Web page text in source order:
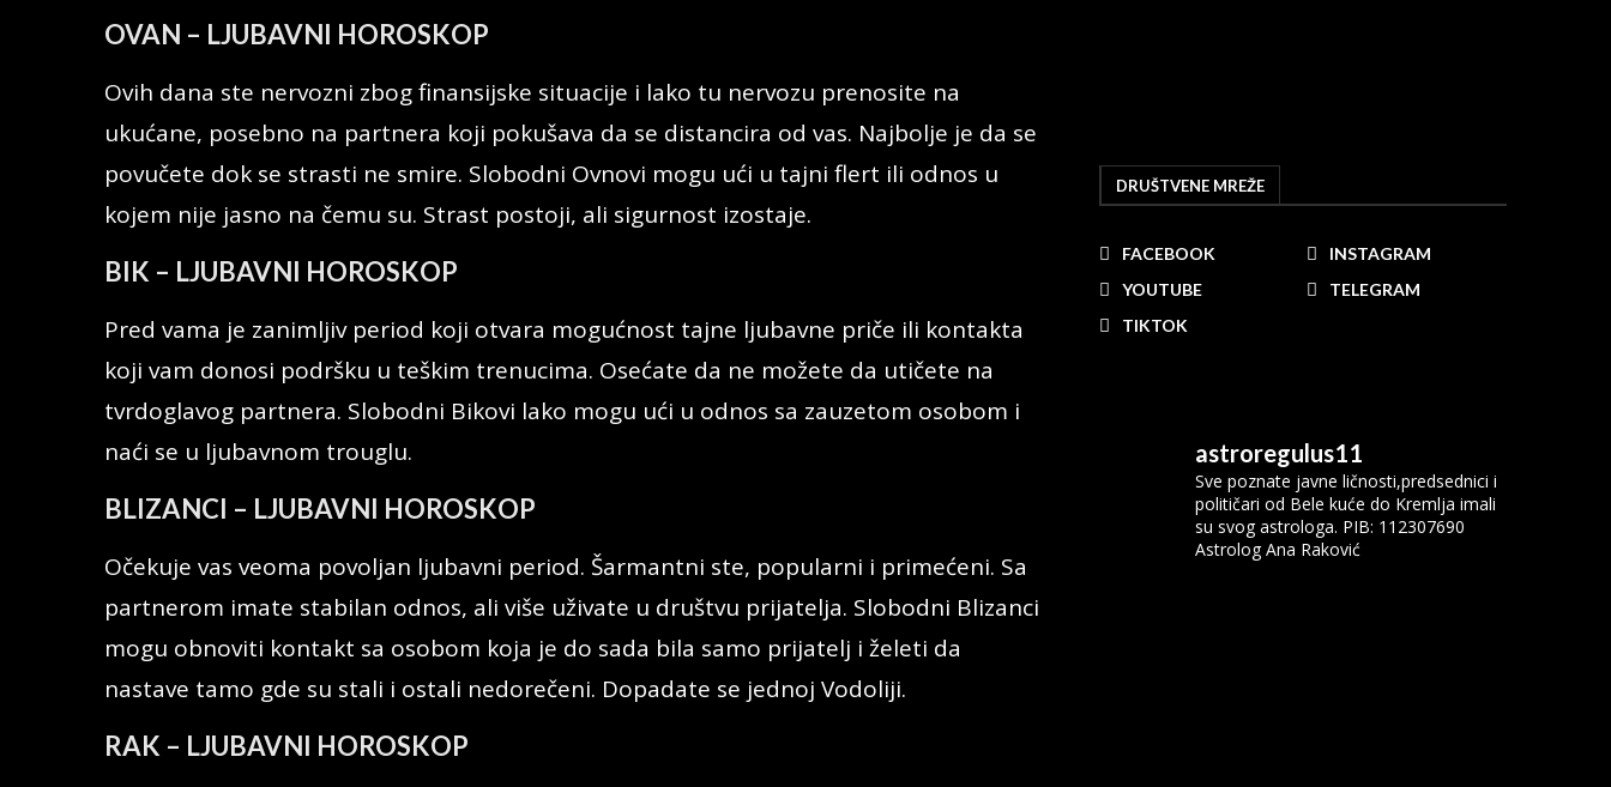
OVAN – LJUBAVNI HOROSKOP
Ovih dana ste nervozni zbog finansijske situacije i lako tu nervozu prenosite na
ukućane, posebno na partnera koji pokušava da se distancira od vas. Najbolje je da se
povučete dok se strasti ne smire. Slobodni Ovnovi mogu ući u tajni flert ili odnos u
kojem nije jasno na čemu su. Strast postoji, ali sigurnost izostaje.
BIK – LJUBAVNI HOROSKOP
Pred vama je zanimljiv period koji otvara mogućnost tajne ljubavne priče ili kontakta
koji vam donosi podršku u teškim trenucima. Osećate da ne možete da utičete na
tvrdoglavog partnera. Slobodni Bikovi lako mogu ući u odnos sa zauzetom osobom i
naći se u ljubavnom trouglu.
BLIZANCI – LJUBAVNI HOROSKOP
Očekuje vas veoma povoljan ljubavni period. Šarmantni ste, popularni i primećeni. Sa
partnerom imate stabilan odnos, ali više uživate u društvu prijatelja. Slobodni Blizanci
mogu obnoviti kontakt sa osobom koja je do sada bila samo prijatelj i želeti da
nastave tamo gde su stali i ostali nedorečeni. Dopadate se jednoj Vodoliji.
RAK – LJUBAVNI HOROSKOP
DRUŠTVENE MREŽE
FACEBOOK
INSTAGRAM
YOUTUBE
TELEGRAM
TIKTOK
astroregulus11
Sve poznate javne ličnosti,predsednici i
političari od Bele kuće do Kremlja imali
su svog astrologa. PIB: 112307690
Astrolog Ana Raković